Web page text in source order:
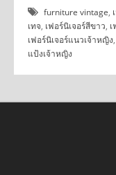
furniture vintage,
เทจ, เฟอร์นิเจอร์สีขาว,
เฟอร์นิเจอร์แนวเจ้าหญิง,
แป้งเจ้าหญิง